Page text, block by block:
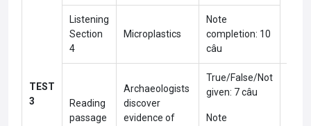
TEST
3
Listening
Section
4
Microplastics
Note
completion: 10
câu
Reading
passage
Archaeologists
discover
evidence of
True/False/Not
given: 7 câu
Note